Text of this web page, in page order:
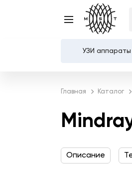
УЗИ аппараты
Главная Каталог
Описание